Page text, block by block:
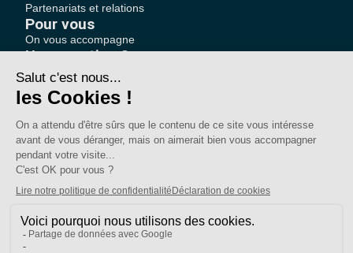
Partenariats et relations
Pour vous
On vous accompagne
Une question ?
Pourquoi adhérer ?
Votre section locale
Nous contacter
Votre espace
Accéder à mon compte
Adhérer au SE-UNSA